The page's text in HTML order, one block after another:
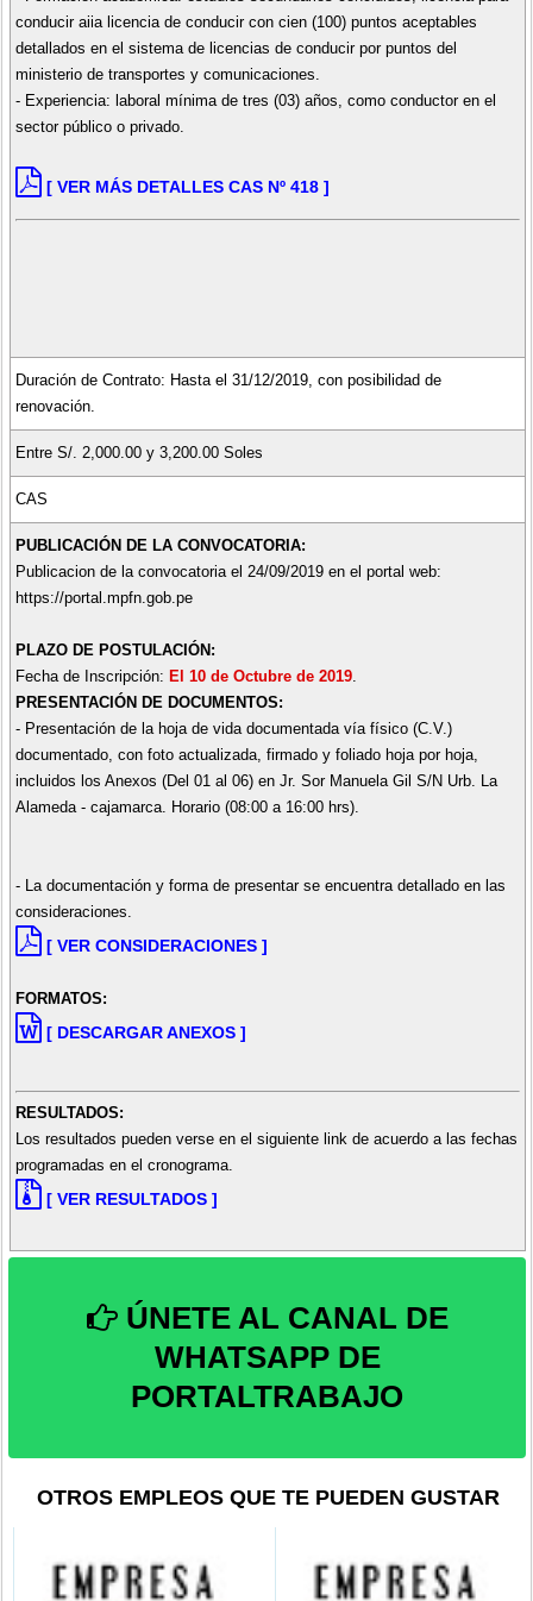
conducir aiia licencia de conducir con cien (100) puntos aceptables
detallados en el sistema de licencias de conducir por puntos del
ministerio de transportes y comunicaciones.
- Experiencia: laboral mínima de tres (03) años, como conductor en el
sector público o privado.
[ VER MÁS DETALLES CAS Nº 418 ]
Duración de Contrato: Hasta el 31/12/2019, con posibilidad de
renovación.
Entre S/. 2,000.00 y 3,200.00 Soles
CAS
PUBLICACIÓN DE LA CONVOCATORIA:
Publicacion de la convocatoria el 24/09/2019 en el portal web:
https://portal.mpfn.gob.pe
PLAZO DE POSTULACIÓN:
Fecha de Inscripción: El 10 de Octubre de 2019.
PRESENTACIÓN DE DOCUMENTOS:
- Presentación de la hoja de vida documentada vía físico (C.V.)
documentado, con foto actualizada, firmado y foliado hoja por hoja,
incluidos los Anexos (Del 01 al 06) en Jr. Sor Manuela Gil S/N Urb. La
Alameda - cajamarca. Horario (08:00 a 16:00 hrs).
- La documentación y forma de presentar se encuentra detallado en las
consideraciones.
[ VER CONSIDERACIONES ]
FORMATOS:
[ DESCARGAR ANEXOS ]
RESULTADOS:
Los resultados pueden verse en el siguiente link de acuerdo a las fechas
programadas en el cronograma.
[ VER RESULTADOS ]
ÚNETE AL CANAL DE
WHATSAPP DE
PORTALTRABAJO
OTROS EMPLEOS QUE TE PUEDEN GUSTAR